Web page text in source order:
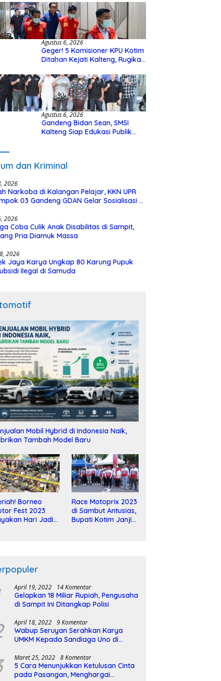
Hibah Rp40 Miliar
Agustus 6, 2026
Geger! 5 Komisioner KPU Kotim
Ditahan Kejati Kalteng, Rugikan
Hibah Rp40 Miliar
Agustus 6, 2026
Gandeng Bidan Sean, SMSI
Kalteng Siap Edukasi Publik
dan Kriminal
2026
Narkoba di Kalangan Pelajar, KKN UPR
03 Gandeng GDAN Gelar Sosialisasi di
2026
Coba Culik Anak Disabilitas di Sampit,
Pria Diamuk Massa
2026
Jaya Karya Ungkap 80 Karung Pupuk
Ilegal di Samuda
Mobil Hybrid di Indonesia Naik,
Tambah Model Baru
Borneo
Fest 2023
Hari Jadi
Race Motoprix 2023
di Sambut Antusias,
Bupati Kotim Janji
April 19, 2022 14 Komentar
Gelapkan 18 Miliar Rupiah, Pengusaha
di Sampit Ini Ditangkap Polisi
April 18, 2022 9 Komentar
Wabup Seruyan Serahkan Karya
UMKM Kepada Sandiaga Uno di
Maret 25, 2022 8 Komentar
5 Cara Menunjukkan Ketulusan Cinta
pada Pasangan, Menghargai